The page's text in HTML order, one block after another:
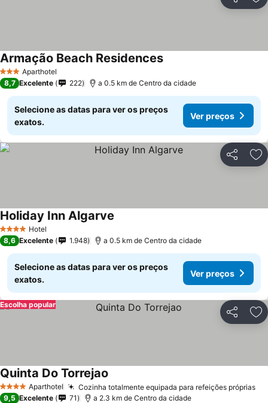
Partilhar
3 EstrelasAparthotel
Armação Beach Residences
8,7 Excelente 222 a 0.5 km de Centro da cidade
Selecione as datas para ver os preços
exatos.
Ver preços
Partilhar
4 EstrelasHotel
Holiday Inn Algarve
8,6 Excelente 1.948 a 0.5 km de Centro da cidade
Selecione as datas para ver os preços
exatos.
Ver preços
Partilhar
Escolha popular
4 EstrelasAparthotel Cozinha totalmente equipada para refeições próprias
Quinta Do Torrejao
9,5 Excelente 71 a 2.3 km de Centro da cidade